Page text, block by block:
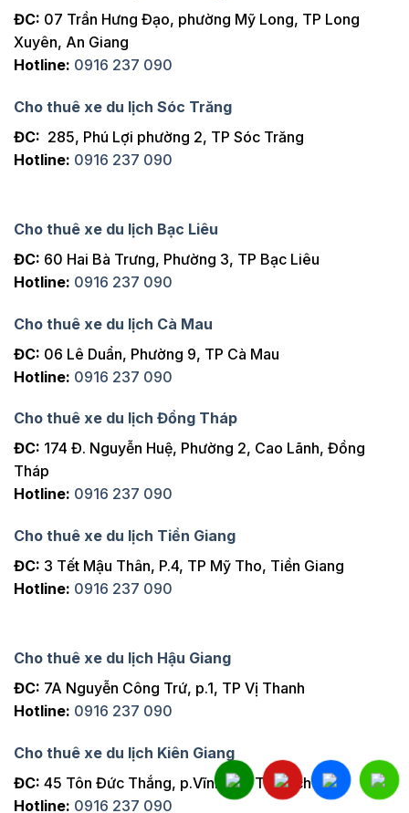
ĐC: 07 Trần Hưng Đạo, phường Mỹ Long, TP Long
Xuyên, An Giang
Hotline: 0916 237 090
Cho thuê xe du lịch Sóc Trăng
ĐC: 285, Phú Lợi phường 2, TP Sóc Trăng
Hotline: 0916 237 090
Cho thuê xe du lịch Bạc Liêu
ĐC: 60 Hai Bà Trưng, Phường 3, TP Bạc Liêu
Hotline: 0916 237 090
Cho thuê xe du lịch Cà Mau
ĐC: 06 Lê Duẩn, Phường 9, TP Cà Mau
Hotline: 0916 237 090
Cho thuê xe du lịch Đồng Tháp
ĐC: 174 Đ. Nguyễn Huệ, Phường 2, Cao Lãnh, Đồng
Tháp
Hotline: 0916 237 090
Cho thuê xe du lịch Tiền Giang
ĐC: 3 Tết Mậu Thân, P.4, TP Mỹ Tho, Tiền Giang
Hotline: 0916 237 090
Cho thuê xe du lịch Hậu Giang
ĐC: 7A Nguyễn Công Trứ, p.1, TP Vị Thanh
Hotline: 0916 237 090
Cho thuê xe du lịch Kiên Giang
ĐC: 45 Tôn Đức Thắng, p.Vĩnh Lạc TP Rạch Giá
Hotline: 0916 237 090